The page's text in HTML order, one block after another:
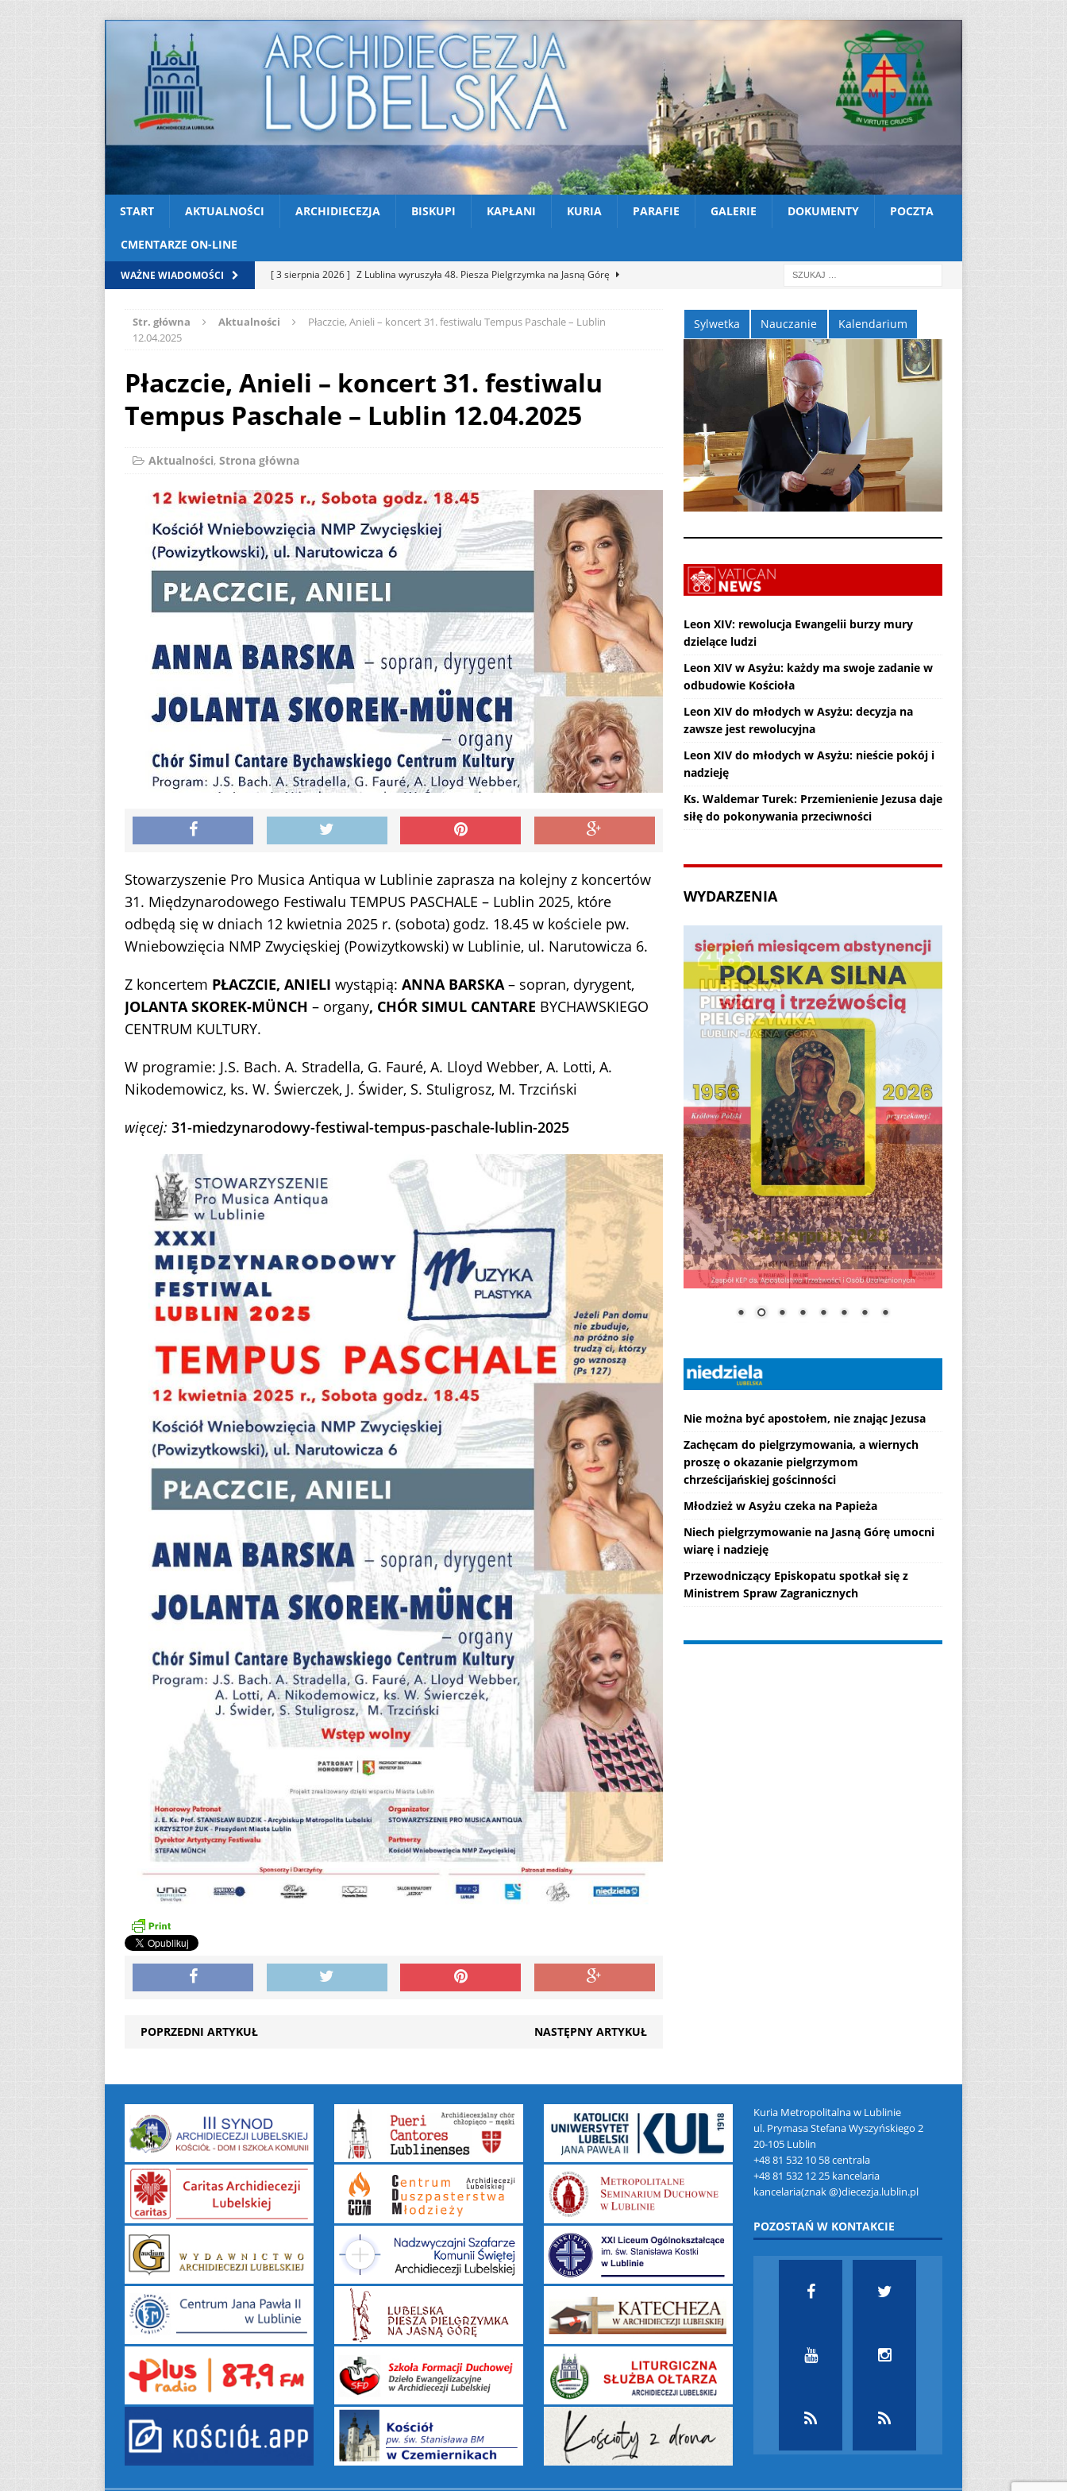
START AKTUALNOŚCI ARCHIDIECEZJA BISKUPI KAPŁANI KURIA PARAFIE GALERIE DOKUMENTY POCZTA
CMENTARZE ON-LINE
WAŻNE WIADOMOŚCI [ 3 sierpnia 2026 ] Z Lublina wyruszyła 48. Piesza Pielgrzymka na Jasną Górę
[ 2 sierpnia 2026 ] Nekrologi: śp. Jerzy Gasperski
AKTUALNOŚCI
[ 2 sierpnia 2026 ] XXX Międzynarodowy Festiwal Organowy Lublin – Czuby: 2026-08-
12
AKTUALNOŚCI
Str. główna Aktualności
Płaczcie, Anieli – koncert 31. festiwalu Tempus Paschale – Lublin
12.04.2025
Płaczcie, Anieli – koncert 31. festiwalu
Tempus Paschale – Lublin 12.04.2025
Aktualności, Strona główna
Stowarzyszenie Pro Musica Antiqua w Lublinie zaprasza na kolejny z koncertów
31. Międzynarodowego Festiwalu TEMPUS PASCHALE – Lublin 2025, które
odbędą się w dniach 12 kwietnia 2025 r. (sobota) godz. 18.45 w kościele pw.
Wniebowzięcia NMP Zwycięskiej (Powizytkowski) w Lublinie, ul. Narutowicza 6.
Z koncertem PŁACZCIE, ANIELI wystąpią: ANNA BARSKA– sopran, dyrygent,
JOLANTA SKOREK-MÜNCH – organy, CHÓR SIMUL CANTARE BYCHAWSKIEGO
CENTRUM KULTURY.
W programie: J.S. Bach. A. Stradella, G. Fauré, A. Lloyd Webber, A. Lotti, A.
Nikodemowicz, ks. W. Świerczek, J. Świder, S. Stuligrosz, M. Trzciński
więcej: 31-miedzynarodowy-festiwal-tempus-paschale-lublin-2025
POPRZEDNI ARTYKUŁ NASTĘPNY ARTYKUŁ
Sylwetka Nauczanie Kalendarium
Leon XIV: rewolucja Ewangelii burzy mury
dzielące ludzi
Leon XIV w Asyżu: każdy ma swoje zadanie w
odbudowie Kościoła
Leon XIV do młodych w Asyżu: decyzja na
zawsze jest rewolucyjna
Leon XIV do młodych w Asyżu: nieście pokój i
nadzieję
Ks. Waldemar Turek: Przemienienie Jezusa daje
siłę do pokonywania przeciwności
WYDARZENIA
Nie można być apostołem, nie znając Jezusa
Zachęcam do pielgrzymowania, a wiernych
proszę o okazanie pielgrzymom
chrześcijańskiej gościnności
Młodzież w Asyżu czeka na Papieża
Niech pielgrzymowanie na Jasną Górę umocni
wiarę i nadzieję
Przewodniczący Episkopatu spotkał się z
Ministrem Spraw Zagranicznych
Kuria Metropolitalna w Lublinie
ul. Prymasa Stefana Wyszyńskiego 2
20-105 Lublin
+48 81 532 10 58 centrala
+48 81 532 12 25 kancelaria
kancelaria(znak @)diecezja.lublin.pl
POZOSTAŃ W KONTAKCIE